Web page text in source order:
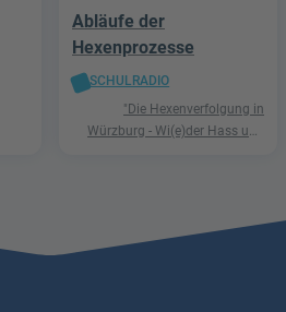
Abläufe der
Hexenprozesse
SCHULRADIO
"Die Hexenverfolgung in
Würzburg - Wi(e)der Hass und